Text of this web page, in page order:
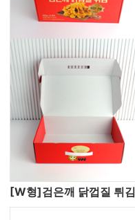
[W형]검은깨 닭껍질 튀김